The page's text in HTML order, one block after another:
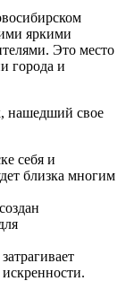
яркими
Это место
города и
нашедший свое
себя и
близка многим